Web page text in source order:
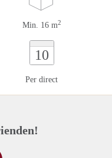
Min. 16 m2
10
Per direct